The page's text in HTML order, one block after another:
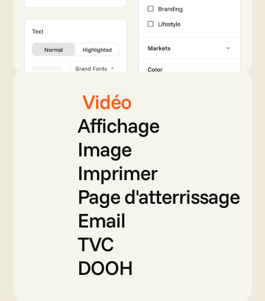
Vidéo
Affichage
Image
Imprimer
Page d'atterrissage
Email
TVC
DOOH